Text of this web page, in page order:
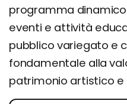
programma
eventi e attività
pubblico variegato e
fondamentale alla
patrimonio artistico e